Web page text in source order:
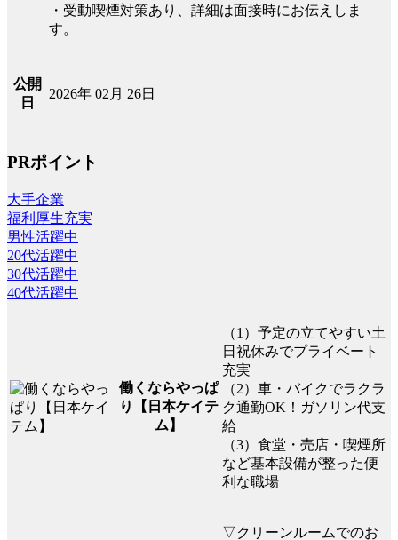
・受動喫煙対策あり、詳細は面接時にお伝えしま
す。
公開
日
2026年 02月 26日
PRポイント
大手企業
福利厚生充実
男性活躍中
20代活躍中
30代活躍中
40代活躍中
働くならやっぱ
り【日本ケイテ
ム】
（1）予定の立てやすい土
日祝休みでプライベート
充実
（2）車・バイクでラクラ
ク通勤OK！ガソリン代支
給
（3）食堂・売店・喫煙所
など基本設備が整った便
利な職場
▽クリーンルームでのお